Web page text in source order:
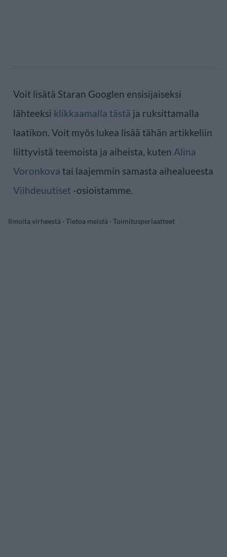
Voit lisätä Staran Googlen ensisijaiseksi
lähteeksi klikkaamalla tästä ja ruksittamalla
laatikon. Voit myös lukea lisää tähän artikkeliin
liittyvistä teemoista ja aiheista, kuten Alina
Voronkova tai laajemmin samasta aihealueesta
Viihdeuutiset -osioistamme.
Ilmoita virheestä · Tietoa meistä · Toimitusperiaatteet